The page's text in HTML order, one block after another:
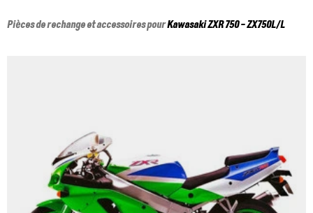
Pièces de rechange et accessoires pourKawasakiZXR 750 - ZX750L/L